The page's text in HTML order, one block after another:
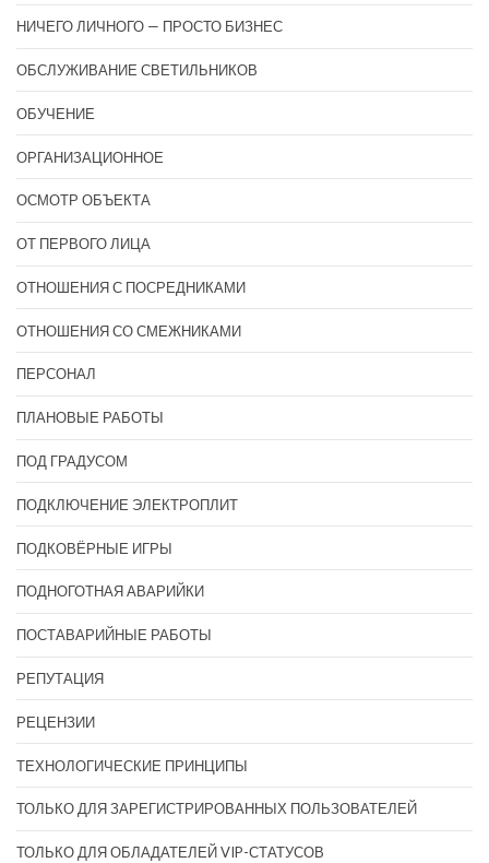
НИЧЕГО ЛИЧНОГО — ПРОСТО БИЗНЕС
ОБСЛУЖИВАНИЕ СВЕТИЛЬНИКОВ
ОБУЧЕНИЕ
ОРГАНИЗАЦИОННОЕ
ОСМОТР ОБЪЕКТА
ОТ ПЕРВОГО ЛИЦА
ОТНОШЕНИЯ С ПОСРЕДНИКАМИ
ОТНОШЕНИЯ СО СМЕЖНИКАМИ
ПЕРСОНАЛ
ПЛАНОВЫЕ РАБОТЫ
ПОД ГРАДУСОМ
ПОДКЛЮЧЕНИЕ ЭЛЕКТРОПЛИТ
ПОДКОВЁРНЫЕ ИГРЫ
ПОДНОГОТНАЯ АВАРИЙКИ
ПОСТАВАРИЙНЫЕ РАБОТЫ
РЕПУТАЦИЯ
РЕЦЕНЗИИ
ТЕХНОЛОГИЧЕСКИЕ ПРИНЦИПЫ
ТОЛЬКО ДЛЯ ЗАРЕГИСТРИРОВАННЫХ ПОЛЬЗОВАТЕЛЕЙ
ТОЛЬКО ДЛЯ ОБЛАДАТЕЛЕЙ VIP-СТАТУСОВ